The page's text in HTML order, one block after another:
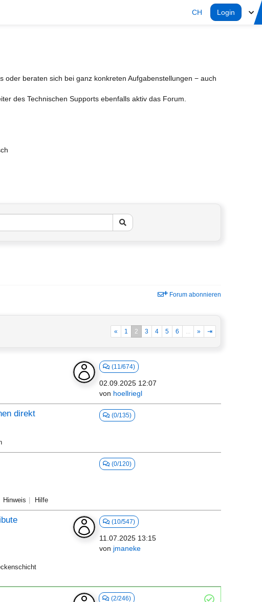
CH Login
beraten sich bei ganz konkreten Aufgabenstellungen − auch
des Technischen Supports ebenfalls aktiv das Forum.
Forum abonnieren
« 1 2 3 4 5 6 ... » ⇥
(11/674)
02.09.2025 12:07
von hoellriegl
direkt
(0/135)
Hinweis Hilfe
(0/120)
(10/547)
11.07.2025 13:15
von jmaneke
(2/246)